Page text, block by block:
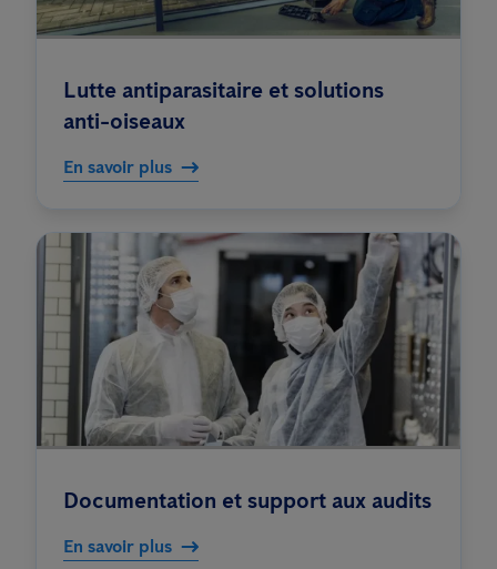
Lutte antiparasitaire et solutions
anti-oiseaux
En savoir plus
Documentation et support aux audits
En savoir plus